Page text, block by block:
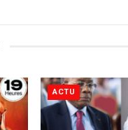
ACTU